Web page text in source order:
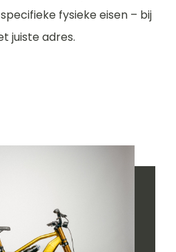
fysieke eisen – bij
juiste adres.